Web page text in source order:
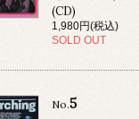
(CD)
1,980円(税込)
SOLD OUT
No.5